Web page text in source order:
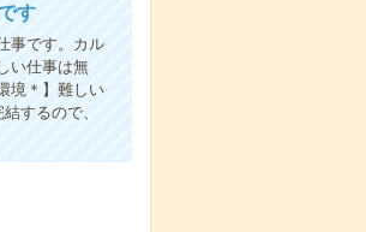
す
事です。カル
い仕事は無
境＊】難しい
するので、